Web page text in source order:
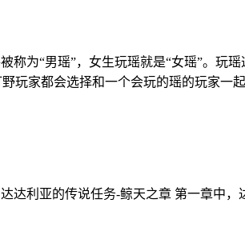
称为“男瑶”，女生玩瑶就是“女瑶”。玩
玩家都会选择和一个会玩的瑶的玩家一起
达利亚的传说任务-鲸天之章 第一章中